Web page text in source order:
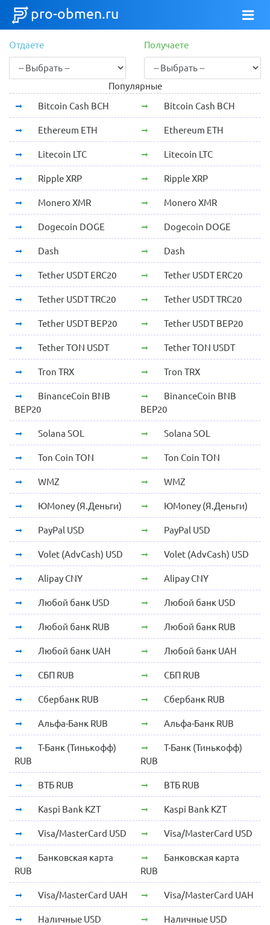
pro-obmen.ru
Отдаете Получаете
Популярные
Bitcoin Cash BCH
Bitcoin Cash BCH
Ethereum ETH Ethereum ETH
Litecoin LTC Litecoin LTC
Ripple XRP Ripple XRP
Monero XMR Monero XMR
Dogecoin DOGE Dogecoin DOGE
Dash Dash
Tether USDT ERC20 Tether USDT ERC20
Tether USDT TRC20 Tether USDT TRC20
Tether USDT BEP20 Tether USDT BEP20
Tether TON USDT Tether TON USDT
Tron TRX Tron TRX
BinanceCoin BNB
BEP20
BinanceCoin BNB
BEP20
Solana SOL Solana SOL
Ton Coin TON Ton Coin TON
WMZ WMZ
ЮMoney (Я.Деньги) ЮMoney (Я.Деньги)
PayPal USD PayPal USD
Volet (AdvCash) USD Volet (AdvCash) USD
Alipay CNY Alipay CNY
Любой банк USD Любой банк USD
Любой банк RUB Любой банк RUB
Любой банк UAH Любой банк UAH
СБП RUB СБП RUB
Сбербанк RUB Сбербанк RUB
Альфа-Банк RUB Альфа-Банк RUB
Т-Банк (Тинькофф)
RUB
Т-Банк (Тинькофф)
RUB
ВТБ RUB ВТБ RUB
Kaspi Bank KZT Kaspi Bank KZT
Visa/MasterCard USD Visa/MasterCard USD
Банковская карта
RUB
Банковская карта
RUB
Visa/MasterCard UAH Visa/MasterCard UAH
Наличные USD Наличные USD